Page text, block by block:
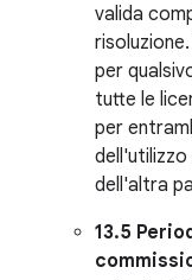
valida
per
tutte le
per
dell'utilizzo
dell'altra
13.5